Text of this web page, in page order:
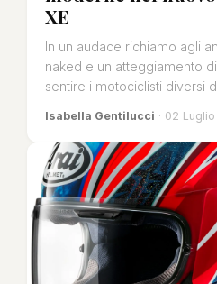
XE
In un audace richiamo agli
naked e un atteggiamento
sentire i motociclisti diversi
Isabella Gentilucci · 02